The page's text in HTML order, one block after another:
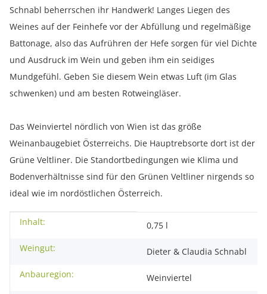
Schnabl beherrschen ihr Handwerk! Langes Liegen des
Weines auf der Feinhefe vor der Abfüllung und regelmäßige
Battonage, also das Aufrühren der Hefe sorgen für viel Dichte
und Ausdruck im Wein und geben ihm ein seidiges
Mundgefühl. Geben Sie diesem Wein etwas Luft (im Glas
schwenken) und am besten Rotweingläser.
Das Weinviertel nördlich von Wien ist das größe
Weinanbaugebiet Österreichs. Die Hauptrebsorte dort ist der
Grüne Veltliner. Die Standortbedingungen wie Klima und
Bodenverhältnisse sind für den Grünen Veltliner nirgends so
ideal wie im nordöstlichen Österreich.
Produkteigenschaft
Wert
Inhalt:
0,75 l
Weingut:
Dieter & Claudia Schnabl
Anbauregion:
Weinviertel